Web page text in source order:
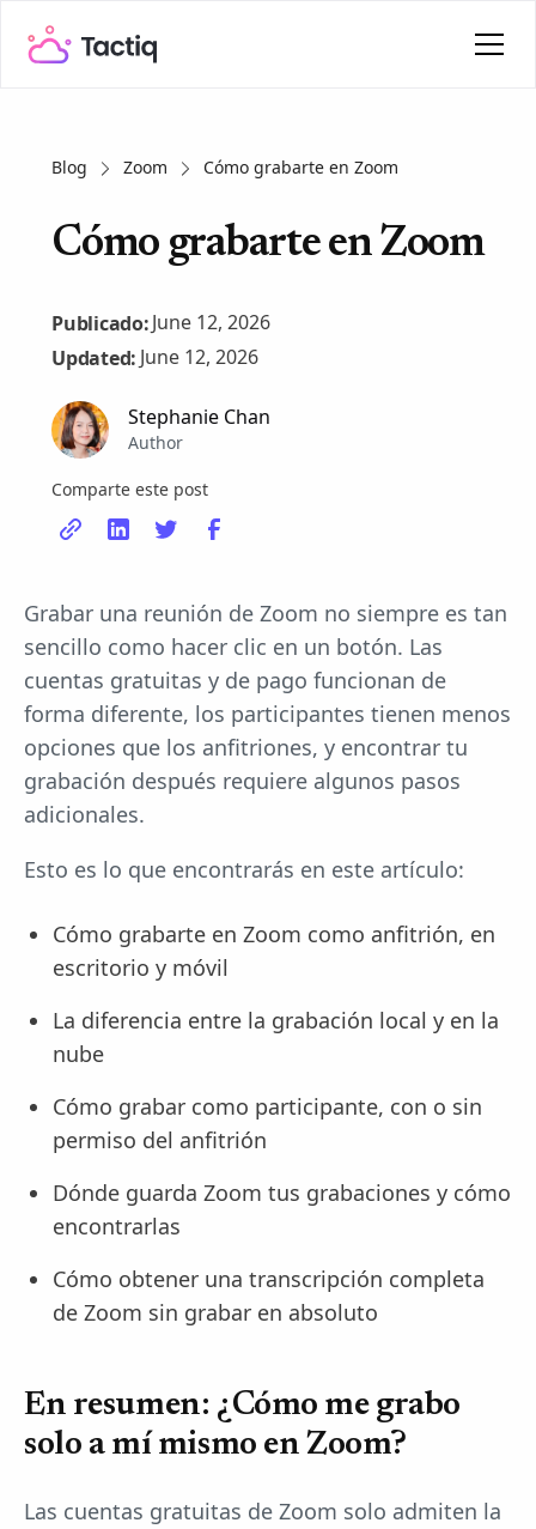
Blog Zoom Cómo grabarte en Zoom
Cómo grabarte en Zoom
Publicado:June 12, 2026
Updated: June 12, 2026
Stephanie Chan
Author
Comparte este post
Grabar una reunión de Zoom no siempre es tan
sencillo como hacer clic en un botón. Las
cuentas gratuitas y de pago funcionan de
forma diferente, los participantes tienen menos
opciones que los anfitriones, y encontrar tu
grabación después requiere algunos pasos
adicionales.
Esto es lo que encontrarás en este artículo:
Cómo grabarte en Zoom como anfitrión, en
escritorio y móvil
La diferencia entre la grabación local y en la
nube
Cómo grabar como participante, con o sin
permiso del anfitrión
Dónde guarda Zoom tus grabaciones y cómo
encontrarlas
Cómo obtener una transcripción completa
de Zoom sin grabar en absoluto
En resumen: ¿Cómo me grabo
solo a mí mismo en Zoom?
Las cuentas gratuitas de Zoom solo admiten la